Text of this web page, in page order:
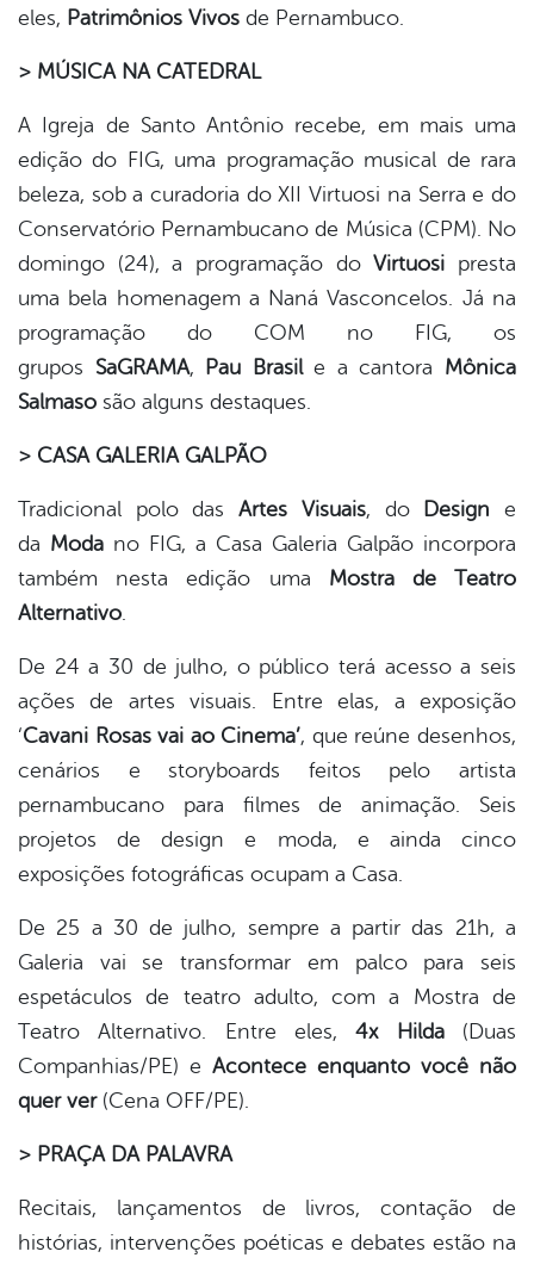
eles, Patrimônios Vivos de Pernambuco.
> MÚSICA NA CATEDRAL
A Igreja de Santo Antônio recebe, em mais uma
edição do FIG, uma programação musical de rara
beleza, sob a curadoria do XII Virtuosi na Serra e do
Conservatório Pernambucano de Música (CPM). No
domingo (24), a programação doVirtuosi presta
uma bela homenagem a Naná Vasconcelos. Já na
programação do COM no FIG, os
grupos SaGRAMA, Pau Brasile a cantora Mônica
Salmaso são alguns destaques.
> CASA GALERIA GALPÃO
Tradicional polo dasArtes Visuais, doDesigne
da Moda no FIG, a Casa Galeria Galpão incorpora
também nesta edição uma Mostra de Teatro
Alternativo.
De 24 a 30 de julho, o público terá acesso a seis
ações de artes visuais. Entre elas, a exposição
‘Cavani Rosas vai ao Cinema’, que reúne desenhos,
cenários e storyboards feitos pelo artista
pernambucano para filmes de animação. Seis
projetos de design e moda, e ainda cinco
exposições fotográficas ocupam a Casa.
De 25 a 30 de julho, sempre a partir das 21h, a
Galeria vai se transformar em palco para seis
espetáculos de teatro adulto, com a Mostra de
Teatro Alternativo. Entre eles,4x Hilda (Duas
Companhias/PE) e Acontece enquanto você não
quer ver (Cena OFF/PE).
> PRAÇA DA PALAVRA
Recitais, lançamentos de livros, contação de
histórias, intervenções poéticas e debates estão na